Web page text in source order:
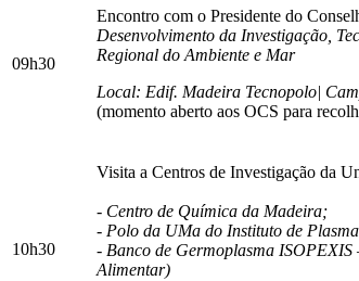
09h30
Encontro com o Presidente do
Desenvolvimento da Investigação,
Regional do Ambiente e Mar
Local: Edif. Madeira Tecnopolo|
(momento aberto aos OCS para
10h30
Visita a Centros de Investigação da
- Centro de Química da Madeira;
- Polo da UMa do Instituto de
- Banco de Germoplasma
Alimentar)